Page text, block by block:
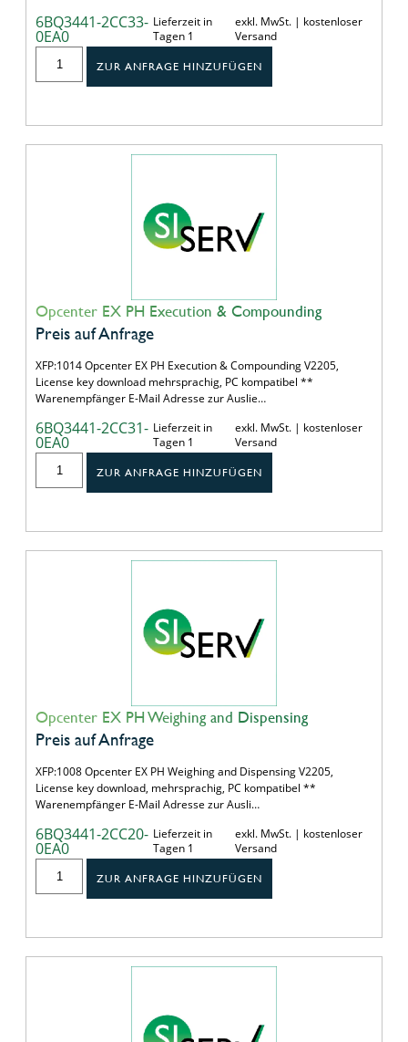
6BQ3441-2CC33-
0EA0
Lieferzeit in
Tagen 1
exkl. MwSt. | kostenloser
Versand
ZUR ANFRAGE HINZUFÜGEN
Opcenter EX PH Execution & Compounding
Preis auf Anfrage
XFP:1014 Opcenter EX PH Execution & Compounding V2205,
License key download mehrsprachig, PC kompatibel **
Warenempfänger E-Mail Adresse zur Auslie…
6BQ3441-2CC31-
0EA0
Lieferzeit in
Tagen 1
exkl. MwSt. | kostenloser
Versand
ZUR ANFRAGE HINZUFÜGEN
Opcenter EX PH Weighing and Dispensing
Preis auf Anfrage
XFP:1008 Opcenter EX PH Weighing and Dispensing V2205,
License key download, mehrsprachig, PC kompatibel **
Warenempfänger E-Mail Adresse zur Ausli…
6BQ3441-2CC20-
0EA0
Lieferzeit in
Tagen 1
exkl. MwSt. | kostenloser
Versand
ZUR ANFRAGE HINZUFÜGEN